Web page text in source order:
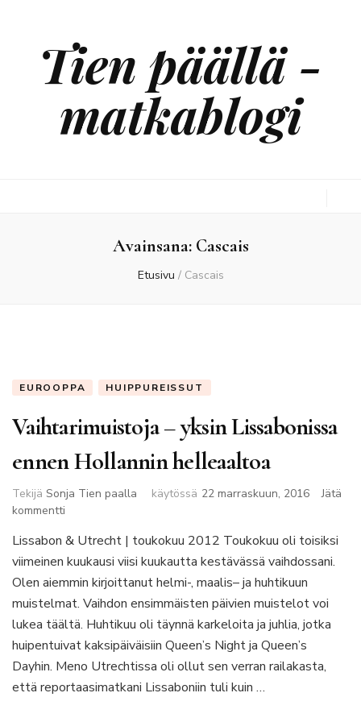
Tien päällä -
matkablogi
Avainsana: Cascais
Etusivu / Cascais
EUROOPPA HUIPPUREISSUT
Vaihtarimuistoja – yksin Lissabonissa
ennen Hollannin helleaaltoa
Tekijä Sonja Tien paalla käytössä 22 marraskuun, 2016
Jätä
kommentti
–
yksin
Lissabonissa
Hollannin
helleaaltoa
Lissabon & Utrecht | toukokuu 2012 Toukokuu oli toisiksi
viimeinen kuukausi viisi kuukautta kestävässä vaihdossani.
Olen aiemmin kirjoittanut helmi-, maalis– ja huhtikuun
muistelmat. Vaihdon ensimmäisten päivien muistelot voi
lukea täältä. Huhtikuu oli täynnä karkeloita ja juhlia, jotka
huipentuivat kaksipäiväisiin Queen’s Night ja Queen’s
Dayhin. Meno Utrechtissa oli ollut sen verran railakasta,
että reportaasimatkani Lissaboniin tuli kuin …